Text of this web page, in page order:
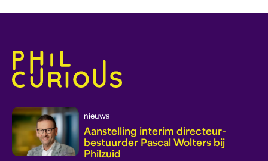
nieuws
Aanstelling interim directeur-
bestuurder Pascal Wolters bij
Philzuid